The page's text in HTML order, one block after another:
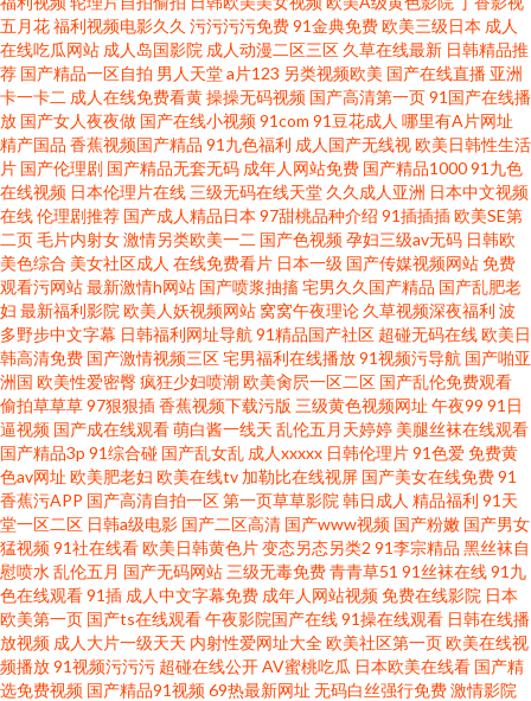
五月花福利视频电影久久 污污污污免费91金典免费欧美三级日本 成人
在线吃瓜网站 成人岛国影院 成人动漫二区三区 久草在线最新 日韩精品推
荐 国产精品一区自拍 男人天堂a片123 另类视频欧美 国产在线直播 亚洲
卡一卡二 成人在线免费看黄操操无码视频 国产高清第一页91国产在线播
放 国产女人夜夜做 国产在线小视频91com 91豆花成人 哪里有A片网址
精产国品 香蕉视频国产精品 91九色福利 成人国产无线视欧美日韩性生活
片 国产伦理剧 国产精品无套无码 成年人网站免费 国产精品100091九色
在线视频 日本伦理片在线 三级无码在线天堂 久久成人亚洲 日本中文视频
在线伦理剧推荐 国产成人精品日本 97甜桃品种介绍 91插插插欧美SE第
二页毛片内射女激情另类欧美一二 国产色视频孕妇三级av无码 日韩欧
美色综合 美女社区成人 在线免费看片 日本一级 国产传媒视频网站免费
观看污网站最新激情h网站 国产喷浆抽搐宅男久久国产精品 国产乱肥老
妇 最新福利影院 欧美人妖视频网站 窝窝午夜理论 久草视频深夜福利 波
多野步中文字幕 日韩福利网址导航 91精品国产社区 超碰无码在线欧美日
韩高清免费 国产激情视频三区宅男福利在线播放91视频污导航 国产啪亚
洲国 欧美性爱密臀疯狂少妇喷潮欧美肏屄一区二区 国产乱伦免费观看
偷拍草草草97狠狠插香蕉视频下载污版 三级黄色视频网址 午夜99 91日
逼视频 国产成在线观看萌白酱一线天 乱伦五月天婷婷 美腿丝袜在线观看
国产精品3p 91综合碰 国产乱女乱 成人xxxxx 日韩伦理片91色爱免费黄
色av网址 欧美肥老妇 欧美在线tv 加勒比在线视屏 国产美女在线免费91
香蕉污APP 国产高清自拍一区第一页草草影院 韩日成人 精品福利 91天
堂一区二区 日韩a级电影 国产二区高清 国产www视频 国产粉嫩 国产男女
猛视频91社在线看欧美日韩黄色片变态另态另类2 91李宗精品 黑丝袜自
慰喷水 乱伦五月 国产无码网站 三级无毒免费青青草51 91丝袜在线91九
色在线观看91插 成人中文字幕免费 成年人网站视频免费在线影院 日本
欧美第一页 国产ts在线观看午夜影院国产在线91操在线观看 日韩在线播
放视频 成人大片一级天天 内射性爱网址大全欧美社区第一页欧美在线视
频播放91视频污污污 超碰在线公开AV蜜桃吃瓜 日本欧美在线看 国产精
选免费视频 国产精品91视频69热最新网址 无码白丝强行免费激情影院